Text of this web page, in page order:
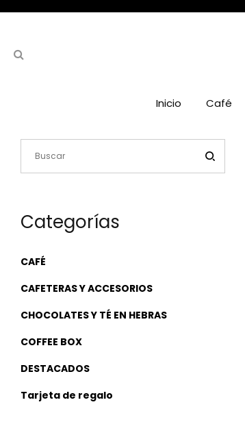
Inicio Café
Categorías
CAFÉ
CAFETERAS Y ACCESORIOS
CHOCOLATES Y TÉ EN HEBRAS
COFFEE BOX
DESTACADOS
Tarjeta de regalo